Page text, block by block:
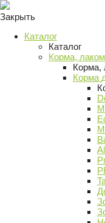
Закрыть
Каталог
Каталог
Корма,
Корма,
Корма